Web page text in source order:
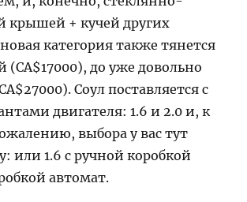
крышей + кучей других
категория также тянется
(CA$17000), до уже довольно
Соул поставляется с
двигателя: 1.6 и 2.0 и, к
выбора у вас тут
или 1.6 с ручной коробкой
автомат.